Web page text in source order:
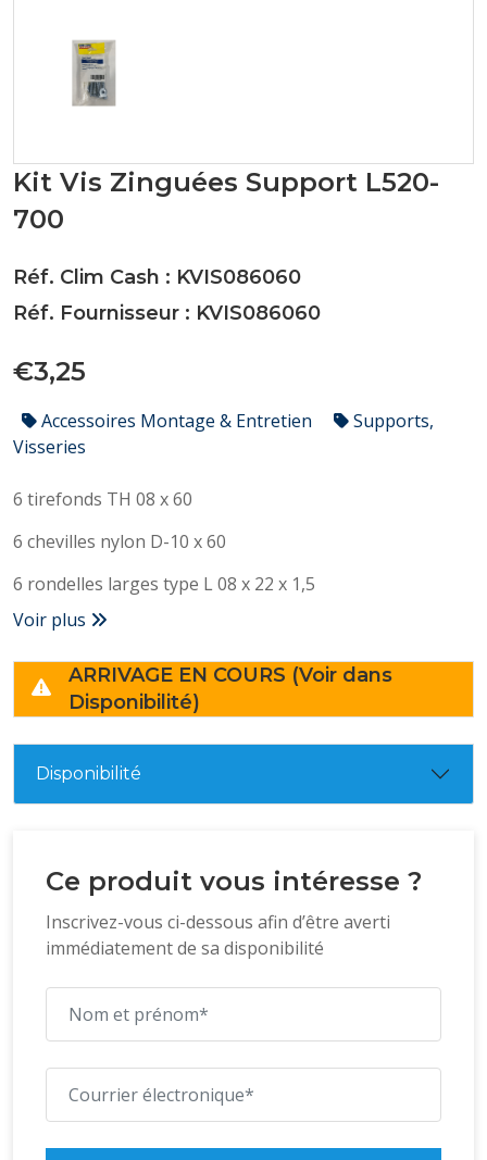
Kit Vis Zinguées Support L520-
700
Réf. Clim Cash : KVIS086060
Réf. Fournisseur : KVIS086060
€3,25
Accessoires Montage & Entretien
Supports,
Visseries
6 tirefonds TH 08 x 60
6 chevilles nylon D-10 x 60
6 rondelles larges type L 08 x 22 x 1,5
Voir plus
ARRIVAGE EN COURS (Voir dans
Disponibilité)
Disponibilité
Ce produit vous intéresse ?
Inscrivez-vous ci-dessous afin d’être averti
immédiatement de sa disponibilité